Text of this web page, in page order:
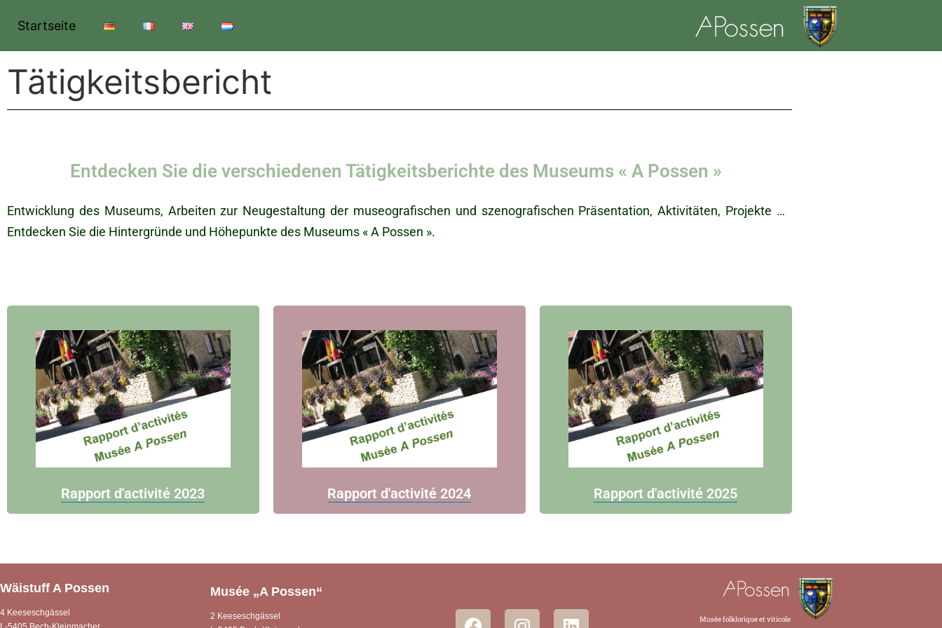
Startseite
Tätigkeitsbericht
Entdecken Sie die verschiedenen Tätigkeitsberichte des Museums « A Possen »
Entwicklung des Museums, Arbeiten zur Neugestaltung der museografischen und szenografischen Präsentation, Aktivitäten, Projekte …
Entdecken Sie die Hintergründe und Höhepunkte des Museums « A Possen ».
Rapport d'activité 2023 Rapport d'activité 2024 Rapport d'activité 2025
Wäistuff A Possen
4 Keeseschgässel
Musée „A Possen“
2 Keeseschgässel
Musée folklorique et viticole